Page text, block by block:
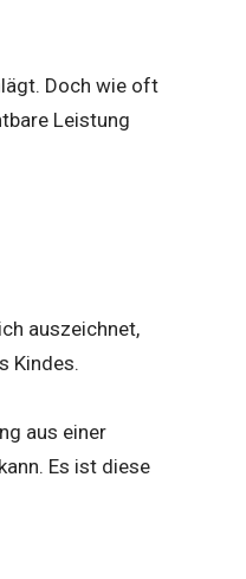
Doch wie oft
Leistung
auszeichnet,
Kindes.
aus einer
Es ist diese